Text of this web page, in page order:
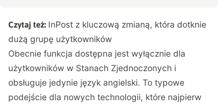
Czytaj też: InPost z kluczową zmianą, która dotknie
dużą grupę użytkowników
Obecnie funkcja dostępna jest wyłącznie dla
użytkowników w Stanach Zjednoczonych i
obsługuje jedynie język angielski. To typowe
podejście dla nowych technologii, które najpierw